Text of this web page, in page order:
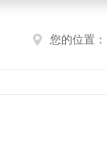
您的位置：